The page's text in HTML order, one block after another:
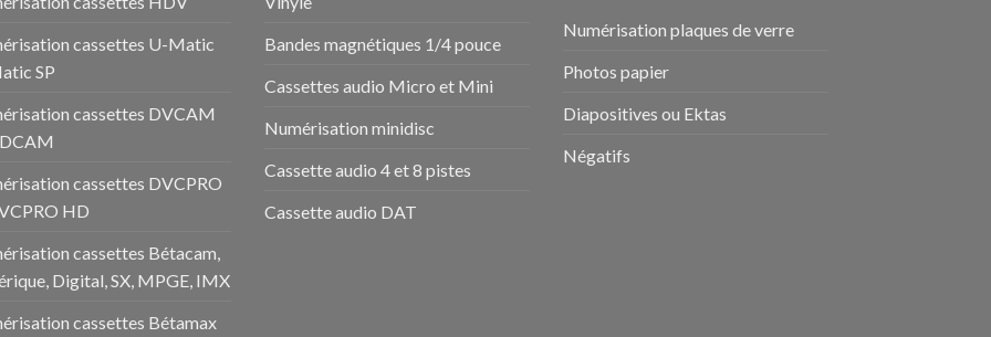
cassettes U-Matic
SP
cassettes DVCAM
cassettes DVCPRO
HD
cassettes Bétacam,
Digital, SX, MPGE, IMX
cassettes Bétamax
Bandes magnétiques 1/4 pouce
Cassettes audio Micro et Mini
Numérisation minidisc
Cassette audio 4 et 8 pistes
Cassette audio DAT
Numérisation plaques de verre
Photos papier
Diapositives ou Ektas
Négatifs